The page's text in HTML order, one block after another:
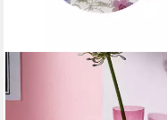
VILLEROY & BOCH
Untertasse Mariefleur
Untertasse, (1 St), Premium